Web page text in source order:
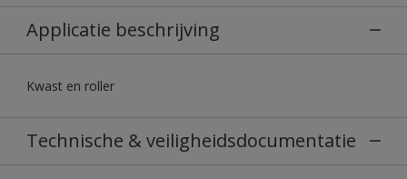
Applicatie beschrijving
Kwast en roller
Technische & veiligheidsdocumentatie